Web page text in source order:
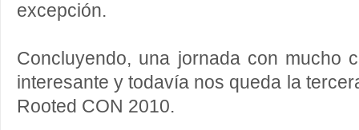
excepción.
Concluyendo, una jornada con mucho
interesante y todavía nos queda la
Rooted CON 2010.